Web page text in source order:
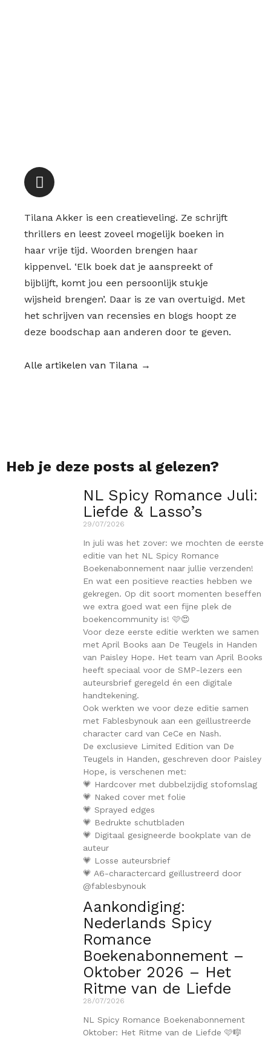
Instagram
Tilana Akker is een creatieveling. Ze schrijft
thrillers en leest zoveel mogelijk boeken in
haar vrije tijd. Woorden brengen haar
kippenvel. ‘Elk boek dat je aanspreekt of
bijblijft, komt jou een persoonlijk stukje
wijsheid brengen’. Daar is ze van overtuigd. Met
het schrijven van recensies en blogs hoopt ze
deze boodschap aan anderen door te geven.
Alle artikelen van Tilana →
Heb je deze posts al gelezen?
NL Spicy Romance Juli:
Liefde & Lasso’s
29/07/2026
In juli was het zover: we mochten de eerste
editie van het NL Spicy Romance
Boekenabonnement naar jullie verzenden!
En wat een positieve reacties hebben we
gekregen. Op dit soort momenten beseffen
we extra goed wat een fijne plek de
boekencommunity is! 🩷😍
Voor deze eerste editie werkten we samen
met April Books aan De Teugels in Handen
van Paisley Hope. Het team van April Books
heeft speciaal voor de SMP-lezers een
auteursbrief geregeld én een digitale
handtekening.
Ook werkten we voor deze editie samen
met Fablesbynouk aan een geïllustreerde
character card van CeCe en Nash.
De exclusieve Limited Edition van De
Teugels in Handen, geschreven door Paisley
Hope, is verschenen met:
💗 Hardcover met dubbelzijdig stofomslag
💗 Naked cover met folie
💗 Sprayed edges
💗 Bedrukte schutbladen
💗 Digitaal gesigneerde bookplate van de
auteur
💗 Losse auteursbrief
💗 A6-charactercard geïllustreerd door
@fablesbynouk
Aankondiging:
Nederlands Spicy
Romance
Boekenabonnement –
Oktober 2026 – Het
Ritme van de Liefde
28/07/2026
NL Spicy Romance Boekenabonnement
Oktober: Het Ritme van de Liefde 🩷🎼